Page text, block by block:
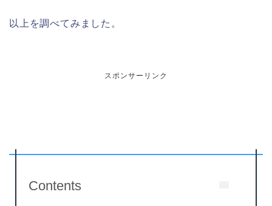
以上を調べてみました。
スポンサーリンク
Contents